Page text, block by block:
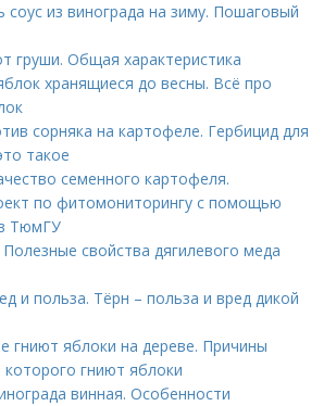
соус из винограда на зиму. Пошаговый
груши. Общая характеристика
хранящиеся до весны. Всё про
сорняка на картофеле. Гербицид для
такое
семенного картофеля.
по фитомониторингу с помощью
ТюмГУ
свойства дягилевого меда
и польза. Тёрн – польза и вред дикой
гниют яблоки на дереве. Причины
гниют яблоки
винная. Особенности